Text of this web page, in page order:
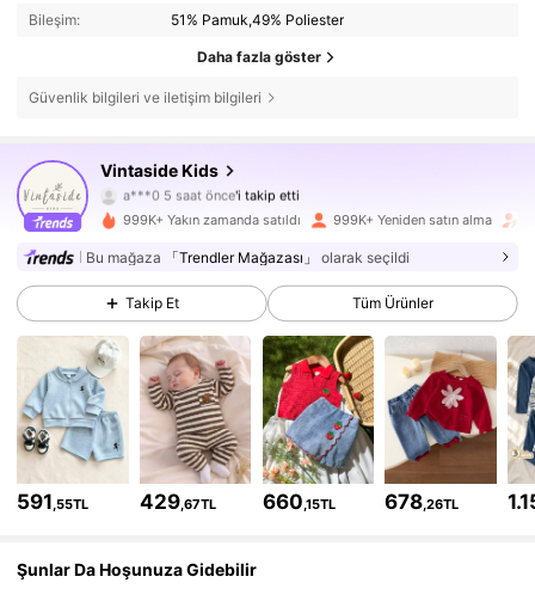
Bileşim: 51% Pamuk,49% Poliester
Daha fazla göster
Güvenlik bilgileri ve iletişim bilgileri
Vintaside Kids
4,89
619K Takipçiler
a***0 5 saat önce 'i takip etti
4,89
619K Takipçiler
4,89 619K Takipçiler
4,89 619K Takipçiler
4,89 619K Takipçiler
4,89 619K Takipçiler
999K+ Yakın zamanda satıldı 999K+ Yeniden satın alma
Bu mağaza 「Trendler Mağazası」 olarak seçildi
Takip Et Tüm Ürünler
591,55TL 429,67TL 660,15TL 678,26TL
Şunlar Da Hoşunuza Gidebilir